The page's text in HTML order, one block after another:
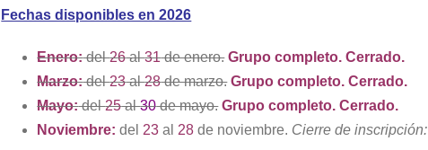
Fechas disponibles en 2026
Enero:del26al31de enero. Grupo completo. Cerrado.
Marzo:del23al28de marzo. Grupo completo. Cerrado.
Mayo:del25al30de mayo. Grupo completo. Cerrado.
Noviembre: del 23 al 28 de noviembre. Cierre de inscripción: